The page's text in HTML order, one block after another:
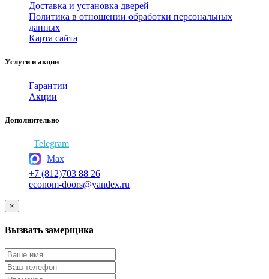
Доставка и установка дверей
Политика в отношении обработки персональных
данных
Карта сайта
Услуги и акции
Гарантии
Акции
Дополнительно
Telegram
Max
+7 (812)703 88 26
econom-doors@yandex.ru
×
Вызвать замерщика